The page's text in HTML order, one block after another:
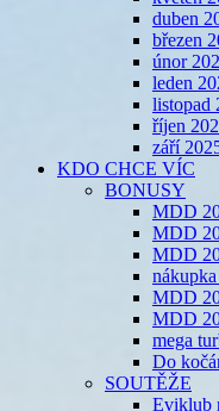
duben
březen
únor
leden
listopad
říjen
září
KDO CHCE VÍC
BONUSY
MDD
MDD
MDD
MDD
MDD
mega
Do
SOUTĚŽE
Eviklub